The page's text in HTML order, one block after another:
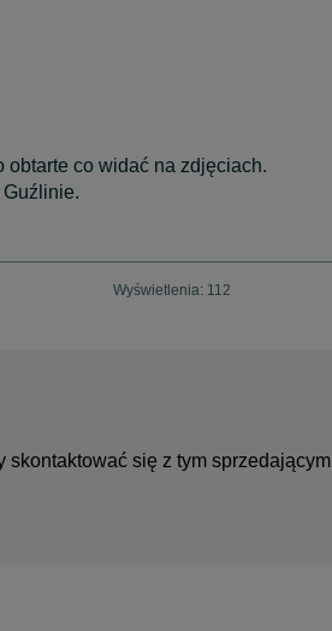
obtarte co widać na zdjęciach.
Guźlinie.
Wyświetlenia: 112
skontaktować się z tym sprzedającym